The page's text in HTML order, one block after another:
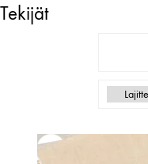
Tekijät